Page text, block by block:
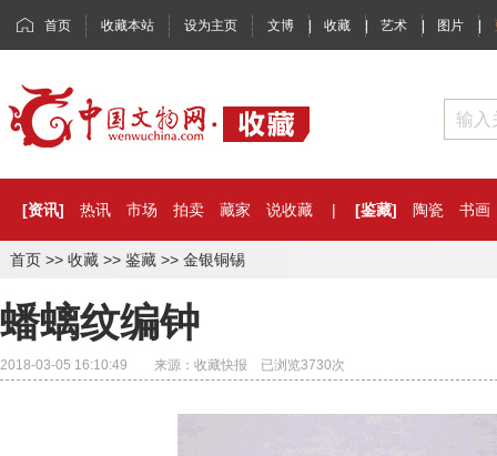
首页 收藏本站 设为主页 文博 | 收藏 | 艺术 | 图片 |
[资讯] 热讯 市场 拍卖 藏家 说收藏 | [鉴藏] 陶瓷 书画
首页 >> 收藏 >> 鉴藏 >> 金银铜锡
蟠螭纹编钟
2018-03-05 16:10:49 来源：收藏快报 已浏览3730次